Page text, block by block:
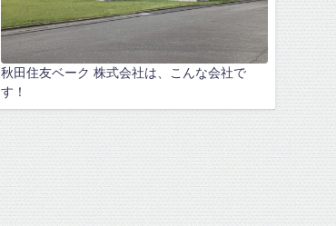
秋田住友ベーク 株式会社は、こんな会社で
す！